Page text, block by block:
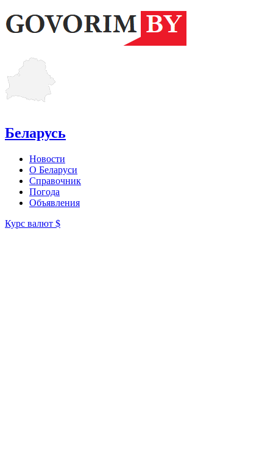
Беларусь
Новости
О Беларуси
Справочник
Погода
Объявления
Курс валют $